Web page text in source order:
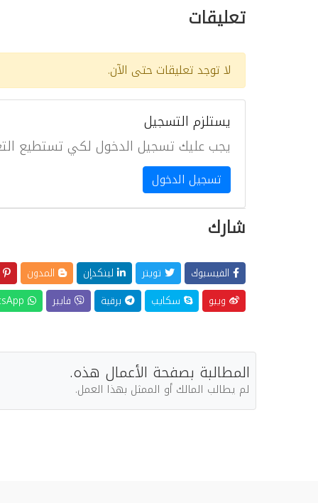
تعليقات
لا توجد تعليقات حتى الآن.
يستلزم التسجيل
يجب عليك تسجيل الدخول لكي تستطيع
تسجيل الدخول
شارك
الفيسبوك تويتر لينكدإن المدون
ويبو
سكايب برقية فايبر
المطالبة بصفحة الأعمال هذه.
لم يطالب المالك أو الممثل بهذا العمل.